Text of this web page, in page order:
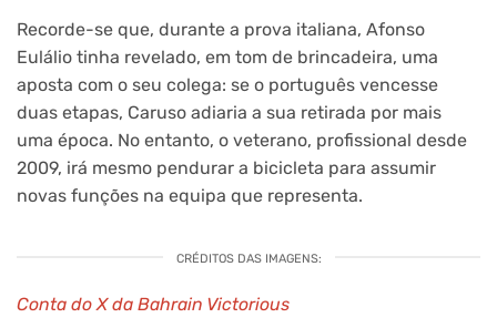
Recorde-se que, durante a prova italiana, Afonso
Eulálio tinha revelado, em tom de brincadeira, uma
aposta com o seu colega: se o português vencesse
duas etapas, Caruso adiaria a sua retirada por mais
uma época. No entanto, o veterano, profissional desde
2009, irá mesmo pendurar a bicicleta para assumir
novas funções na equipa que representa.
CRÉDITOS DAS IMAGENS:
Conta do X da Bahrain Victorious